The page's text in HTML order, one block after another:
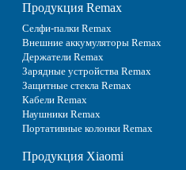
Продукция Remax
Селфи-палки Remax
Внешние аккумуляторы Remax
Держатели Remax
Зарядные устройства Remax
Защитные стекла Remax
Кабели Remax
Наушники Remax
Портативные колонки Remax
Продукция Xiaomi